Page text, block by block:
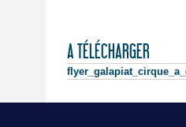
A TÉLÉCHARGER